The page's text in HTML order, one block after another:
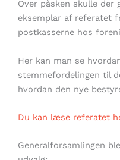
Over påsken skulle
eksemplar af referatet
postkasserne hos
Her kan man se
stemmefordelingen til
hvordan den nye
Du kan læse referatet
Generalforsamlingen